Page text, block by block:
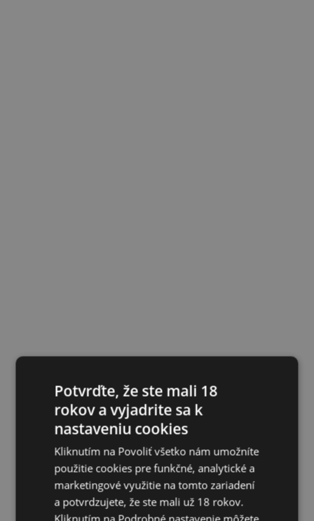
Potvrďte, že ste mali 18
rokov a vyjadrite sa k
nastaveniu cookies
Kliknutím na Povoliť všetko nám umožníte
použitie cookies pre funkčné, analytické a
marketingové využitie na tomto zariadení
a potvrdzujete, že ste mali už 18 rokov.